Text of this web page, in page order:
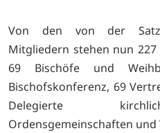
Von den von der
Mitgliedern stehen nun
69 Bischöfe und
Bischofskonferenz, 69
Delegierte
Ordensgemeinschaften